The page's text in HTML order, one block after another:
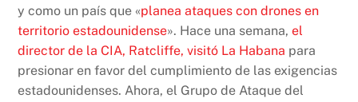
y como un país que «planea ataques con drones en
territorio estadounidense». Hace una semana, el
director de la CIA, Ratcliffe, visitó La Habana para
presionar en favor del cumplimiento de las exigencias
estadounidenses. Ahora, el Grupo de Ataque del